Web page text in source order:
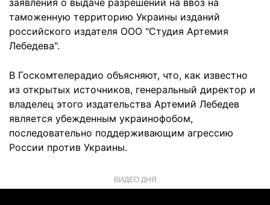
заявления о выдаче разрешений на ввоз на
таможенную территорию Украины изданий
российского издателя ООО "Студия Артемия
Лебедева".
В Госкомтелерадио объясняют, что, как известно
из открытых источников, генеральный директор и
владелец этого издательства Артемий Лебедев
является убежденным украинофобом,
последовательно поддерживающим агрессию
России против Украины.
ВИДЕО ДНЯ